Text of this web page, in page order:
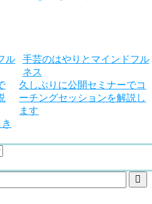
手芸のはやりとマインドフル
ネス
久しぶりに公開セミナーでコ
ーチングセッションを解説し
ます
